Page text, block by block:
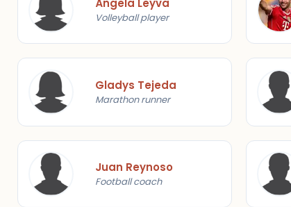
Ángela Leyva
Volleyball player
Gladys Tejeda
Marathon runner
Juan Reynoso
Football coach